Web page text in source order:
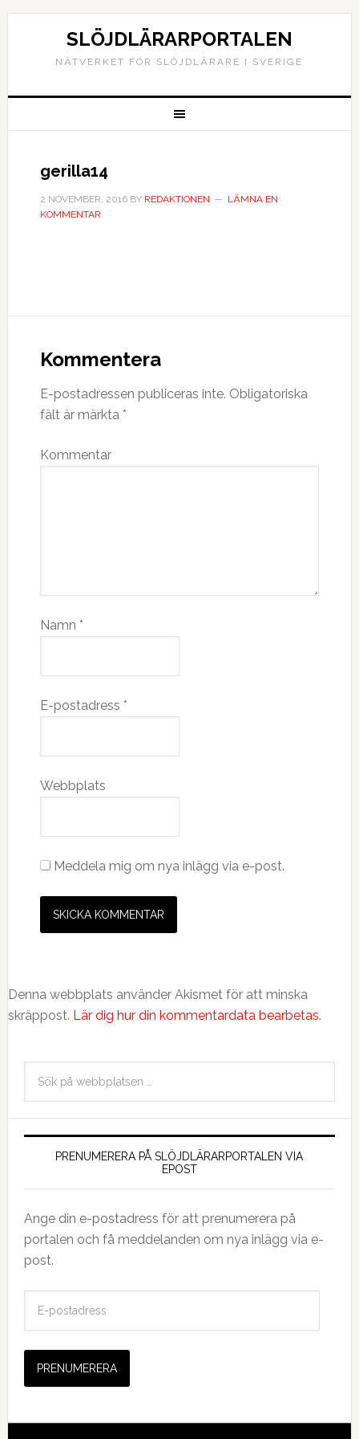
SLÖJDLÄRARPORTALEN
NÄTVERKET FÖR SLÖJDLÄRARE I SVERIGE
gerilla14
2 NOVEMBER, 2016BY REDAKTIONEN
LÄMNA EN
KOMMENTAR
Kommentera
E-postadressen publiceras inte. Obligatoriska
fält är märkta *
Kommentar
Namn *
E-postadress *
Webbplats
Meddela mig om nya inlägg via e-post.
Denna webbplats använder Akismet för att minska
skräppost. Lär dig hur din kommentardata bearbetas.
PRENUMERERA PÅ SLÖJDLÄRARPORTALEN VIA
EPOST
Ange din e-postadress för att prenumerera på
portalen och få meddelanden om nya inlägg via e-
post.
s
a